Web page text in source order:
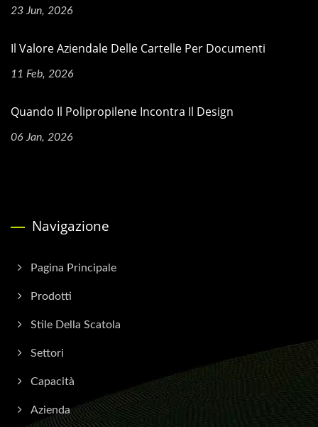
23 Jun, 2026
Il Valore Aziendale Delle Cartelle Per Documenti
11 Feb, 2026
Quando Il Polipropilene Incontra Il Design
06 Jan, 2026
Navigazione
Pagina Principale
Prodotti
Stile Della Scatola
Settori
Capacità
Azienda